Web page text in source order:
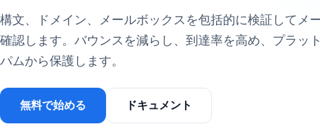
構文、ドメイン、メールボックスを包括的に検証してメ
確認します。バウンスを減らし、到達率を高め、プラッ
パムから保護します。
無料で始める ドキュメント